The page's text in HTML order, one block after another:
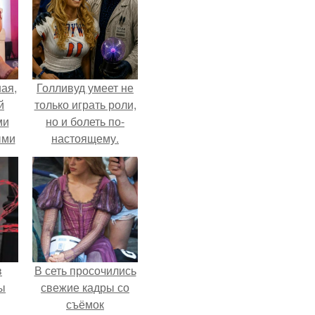
Голливуд умеет не
только играть роли,
но и болеть по-
настоящему.
В сеть просочились
свежие кадры со
съёмок